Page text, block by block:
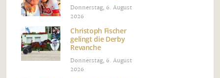
Donnerstag, 6. August
2026
Christoph Fischer
gelingt die Derby
Revanche
Donnerstag, 6. August
2026